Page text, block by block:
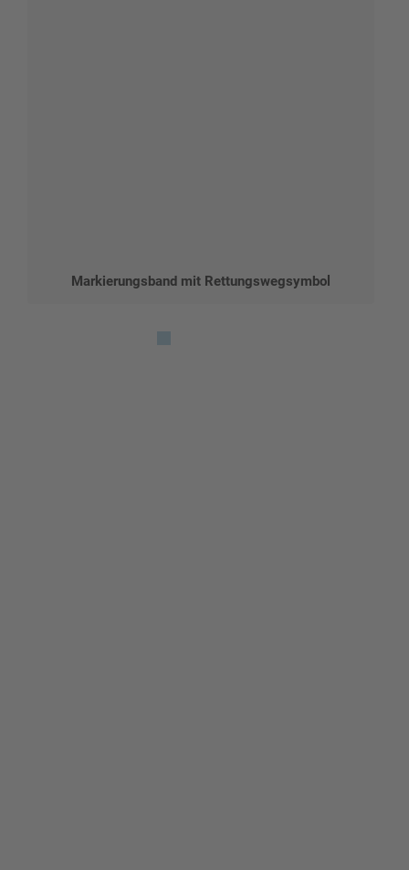
Markierungsband mit Rettungswegsymbol